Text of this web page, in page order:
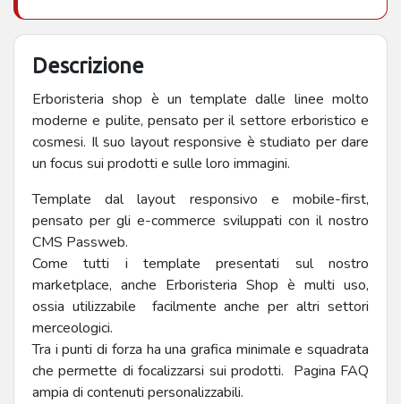
Descrizione
Erboristeria shop è un template dalle linee molto
moderne e pulite, pensato per il settore erboristico e
cosmesi. Il suo layout responsive è studiato per dare
un focus sui prodotti e sulle loro immagini.
Template dal layout responsivo e mobile-first,
pensato per gli e-commerce sviluppati con il nostro
CMS Passweb.
Come tutti i template presentati sul nostro
marketplace, anche Erboristeria Shop è multi uso,
ossia utilizzabile facilmente anche per altri settori
merceologici.
Tra i punti di forza ha una grafica minimale e squadrata
che permette di focalizzarsi sui prodotti. Pagina FAQ
ampia di contenuti personalizzabili.